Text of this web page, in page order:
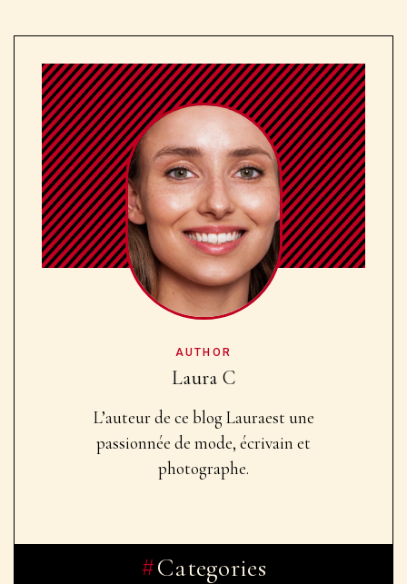
AUTHOR
Laura C
L’auteur de ce blog Lauraest une
passionnée de mode, écrivain et
photographe.
Categories